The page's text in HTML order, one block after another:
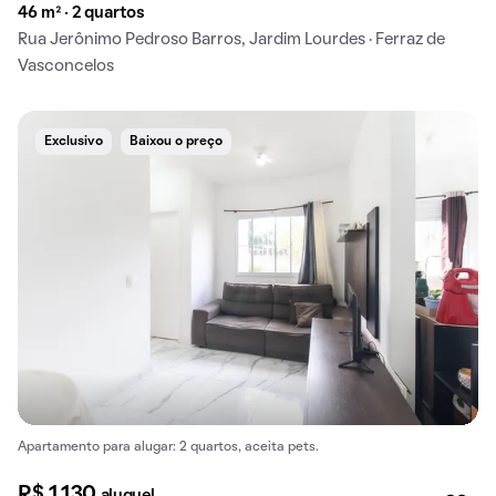
46 m² · 2 quartos
Rua Jerônimo Pedroso Barros, Jardim Lourdes · Ferraz de
Vasconcelos
Exclusivo Baixou o preço
Apartamento para alugar: 2 quartos, aceita pets.